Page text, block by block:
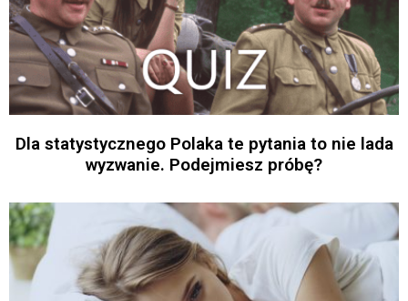
Dla statystycznego Polaka te pytania to nie lada
wyzwanie. Podejmiesz próbę?